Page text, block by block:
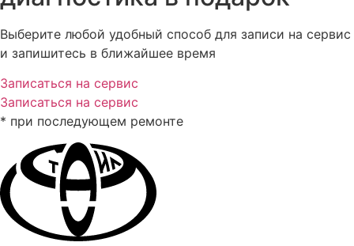
Выберите любой удобный способ для записи на сервис
и запишитесь в ближайшее время
Записаться на сервис
Записаться на сервис
* при последующем ремонте